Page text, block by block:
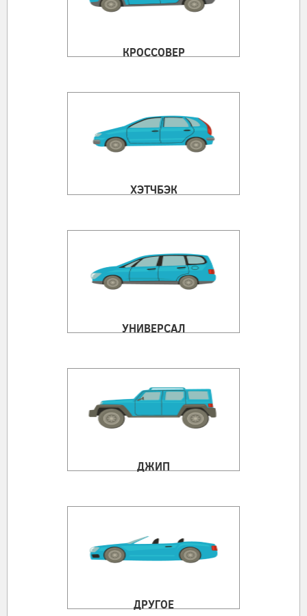
КРОССОВЕР
ХЭТЧБЭК
УНИВЕРСАЛ
ДЖИП
ДРУГОЕ